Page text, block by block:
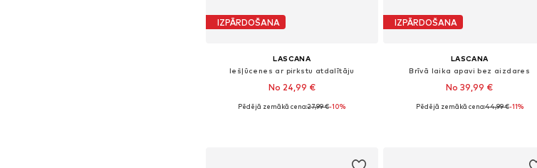
IZPĀRDOŠANA
LASCANA
Iešļūcenes ar pirkstu atdalītāju
No 24,99 €
Pieejams daudzos izmēros
Pēdējā zemākā cena:27,99 €-10%
IZPĀRDOŠANA
LASCANA
Brīvā laika apavi bez aizdares
No 39,99 €
+1
Pieejams daudzos izmēros
Pēdējā zemākā cena:44,99 €-11%